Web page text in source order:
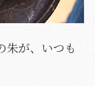
朱が、いつも